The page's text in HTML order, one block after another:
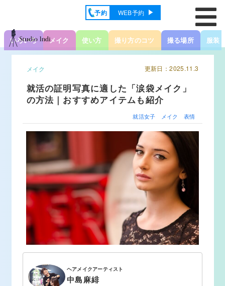
予約 WEB予約
いろいろ メイク 使い方 撮り方のコツ 撮る場所 服装
メイク 更新日：2025.11.3
就活の証明写真に適した「涙袋メイク」
の方法｜おすすめアイテムも紹介
就活女子 メイク 表情
ヘアメイクアーティスト
中島麻緋